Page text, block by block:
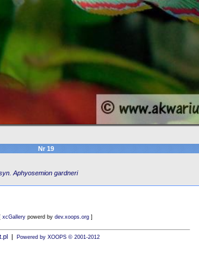
Nr 19
Aphyosemion gardneri
[ xcGallery powerd by dev.xoops.org ]
| Powered by XOOPS © 2001-2012